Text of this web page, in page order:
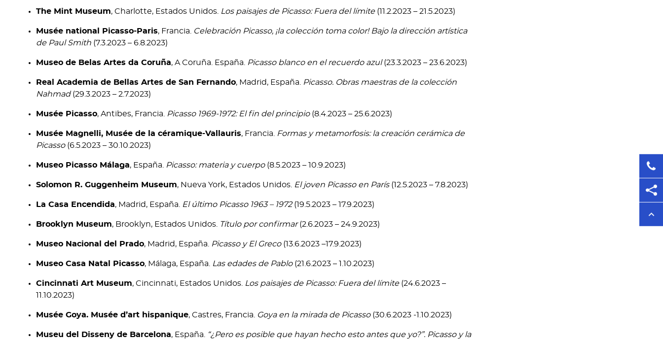
The Mint Museum, Charlotte, Estados Unidos. Los paisajes de Picasso: Fuera del límite(11.2.2023 – 21.5.2023)
Musée national Picasso-Paris, Francia. Celebración Picasso, ¡la colección toma color! Bajo la dirección artística
de Paul Smith (7.3.2023 – 6.8.2023)
Museo de Belas Artes da Coruña, A Coruña. España. Picasso blanco en el recuerdo azul(23.3.2023 – 23.6.2023)
Real Academia de Bellas Artes de San Fernando, Madrid, España. Picasso. Obras maestras de la colección
Nahmad(29.3.2023 – 2.7.2023)
Musée Picasso, Antibes, Francia. Picasso 1969-1972: El fin del principio(8.4.2023 – 25.6.2023)
Musée Magnelli, Musée de la céramique-Vallauris, Francia. Formas y metamorfosis: la creación cerámica de
Picasso(6.5.2023 – 30.10.2023)
Museo Picasso Málaga, España. Picasso: materia y cuerpo(8.5.2023 – 10.9.2023)
Solomon R. Guggenheim Museum, Nueva York, Estados Unidos. El joven Picasso en París(12.5.2023 – 7.8.2023)
La Casa Encendida, Madrid, España. El último Picasso 1963 – 1972(19.5.2023 – 17.9.2023)
Brooklyn Museum, Brooklyn, Estados Unidos. Título por confirmar(2.6.2023 – 24.9.2023)
Museo Nacional del Prado, Madrid, España. Picasso y El Greco(13.6.2023 –17.9.2023)
Museo Casa Natal Picasso, Málaga, España. Las edades de Pablo(21.6.2023 – 1.10.2023)
Cincinnati Art Museum, Cincinnati, Estados Unidos. Los paisajes de Picasso: Fuera del límite(24.6.2023 –
11.10.2023)
Musée Goya. Musée d’art hispanique, Castres, Francia. Goya en la mirada de Picasso(30.6.2023 -1.10.2023)
Museu del Disseny de Barcelona, España. “¿Pero es posible que hayan hecho esto antes que yo?”. Picasso y la